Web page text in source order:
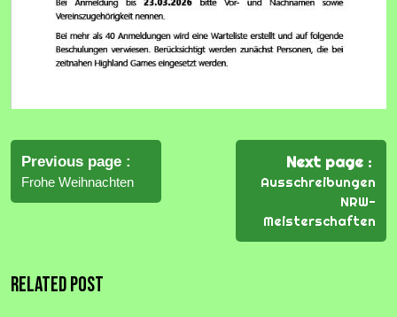
Beitrags-
Navigation
Previous page
Frohe Weihnachten
Next page
Ausschreibungen
NRW-
Meisterschaften
Related Post